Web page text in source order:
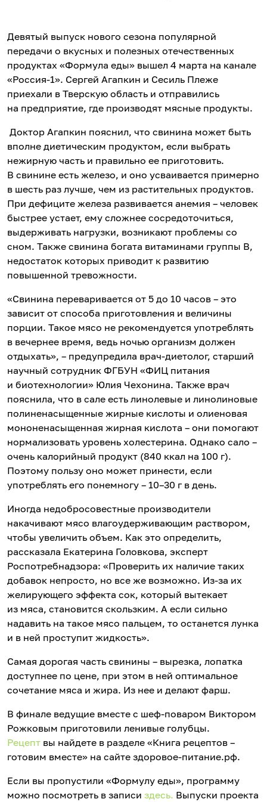
Девятый выпуск нового сезона популярной
передачи о вкусных и полезных отечественных
продуктах «Формула еды» вышел 4 марта на канале
«Россия-1». Сергей Агапкин и Сесиль Плеже
приехали в Тверскую область и отправились
на предприятие, где производят мясные продукты.
Доктор Агапкин пояснил, что свинина может быть
вполне диетическим продуктом, если выбрать
нежирную часть и правильно ее приготовить.
В свинине есть железо, и оно усваивается примерно
в шесть раз лучше, чем из растительных продуктов.
При дефиците железа развивается анемия – человек
быстрее устает, ему сложнее сосредоточиться,
выдерживать нагрузки, возникают проблемы со
сном. Также свинина богата витаминами группы В,
недостаток которых приводит к развитию
повышенной тревожности.
«Свинина переваривается от 5 до 10 часов – это
зависит от способа приготовления и величины
порции. Такое мясо не рекомендуется употреблять
в вечернее время, ведь ночью организм должен
отдыхать», – предупредила врач-диетолог, старший
научный сотрудник ФГБУН «ФИЦ питания
и биотехнологии» Юлия Чехонина. Также врач
пояснила, что в сале есть линолевые и линолиновые
полиненасыщенные жирные кислоты и олиеновая
мононенасыщенная жирная кислота – они помогают
нормализовать уровень холестерина. Однако сало –
очень калорийный продукт (840 ккал на 100 г).
Поэтому пользу оно может принести, если
употреблять его понемногу – 10–30 г в день.
Иногда недобросовестные производители
накачивают мясо влагоудерживающим раствором,
чтобы увеличить объем. Как это определить,
рассказала Екатерина Головкова, эксперт
Роспотребнадзора: «Проверить их наличие таких
добавок непросто, но все же возможно. Из-за их
желирующего эффекта сок, который вытекает
из мяса, становится скользким. А если сильно
надавить на такое мясо пальцем, то останется лунка
и в ней проступит жидкость».
Самая дорогая часть свинины – вырезка, лопатка
доступнее по цене, при этом в ней оптимальное
сочетание мяса и жира. Из нее и делают фарш.
В финале ведущие вместе с шеф-поваром Виктором
Рожковым приготовили ленивые голубцы.
Рецепт вы найдете в разделе «Книга рецептов –
готовим вместе» на сайте здоровое-питание.рф.
Если вы пропустили «Формулу еды», программу
можно посмотреть в записи здесь. Выпуски проекта